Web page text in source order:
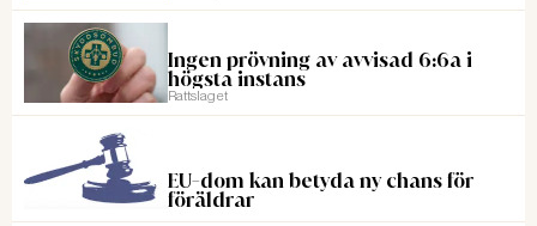
Ingen prövning av avvisad 6:6a i
högsta instans
Rattslaget
EU-dom kan betyda ny chans för
föräldrar